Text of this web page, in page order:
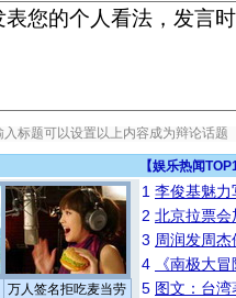
【娱乐热闻
万人签名拒吃麦当劳
1 李俊基魅力
2 北京拉票
3 周润发周
4
《南极大
5 图文：台